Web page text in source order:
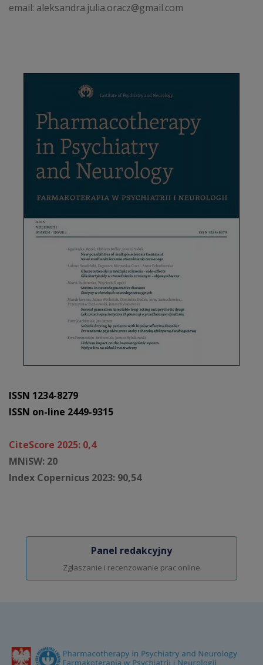
ISSN 1234-8279
ISSN on-line 2449-9315
CiteScore 2025: 0,4
MNiSW: 20
Index Copernicus 2023: 90,54
Panel redakcyjny
Zgłaszanie i recenzowanie prac online
email: aleksandra.julia.oracz@gmail.com